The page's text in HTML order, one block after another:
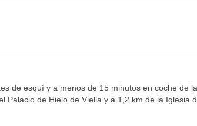
de esquí y a menos de 15 minutos en coche de
de Hielo de Viella y a 1,2 km de la Iglesia